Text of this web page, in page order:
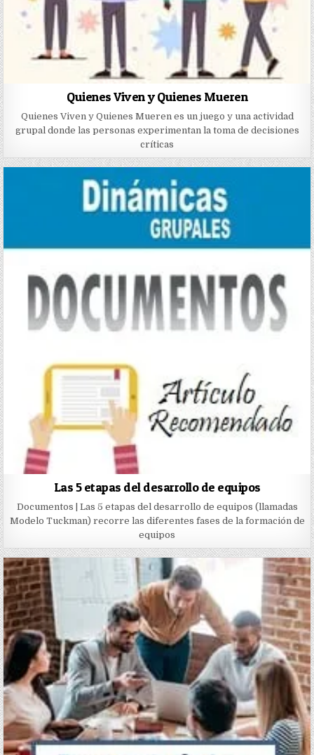
Quienes Viven y Quienes Mueren
Quienes Viven y Quienes Mueren es un juego y una actividad
grupal donde las personas experimentan la toma de decisiones
críticas
Las 5 etapas del desarrollo de equipos
Documentos | Las 5 etapas del desarrollo de equipos (llamadas
Modelo Tuckman) recorre las diferentes fases de la formación de
equipos